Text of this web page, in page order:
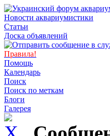
Новости аквариумистики
Статьи
Доска объявлений
Правила!
Помощь
Календарь
Поиск
Поиск по меткам
Блоги
Галерея